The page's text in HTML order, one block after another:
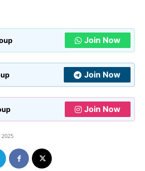
Join Now
Join Now
Join Now
2025